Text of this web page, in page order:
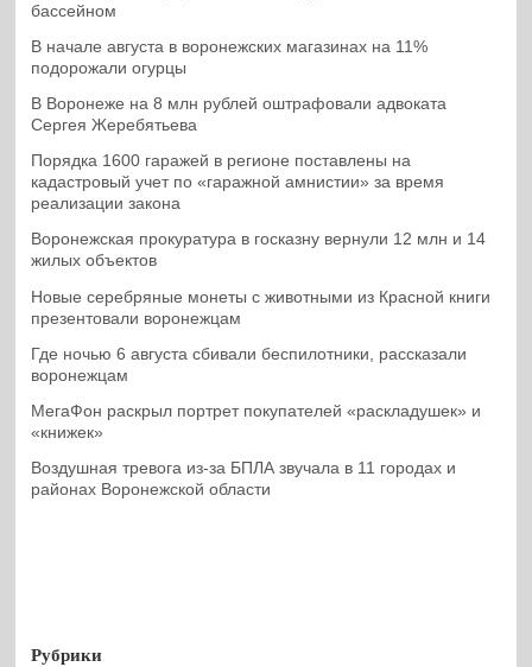
бассейном
В начале августа в воронежских магазинах на 11%
подорожали огурцы
В Воронеже на 8 млн рублей оштрафовали адвоката
Сергея Жеребятьева
Порядка 1600 гаражей в регионе поставлены на
кадастровый учет по «гаражной амнистии» за время
реализации закона
Воронежская прокуратура в госказну вернули 12 млн и 14
жилых объектов
Новые серебряные монеты с животными из Красной книги
презентовали воронежцам
Где ночью 6 августа сбивали беспилотники, рассказали
воронежцам
МегаФон раскрыл портрет покупателей «раскладушек» и
«книжек»
Воздушная тревога из-за БПЛА звучала в 11 городах и
районах Воронежской области
Рубрики